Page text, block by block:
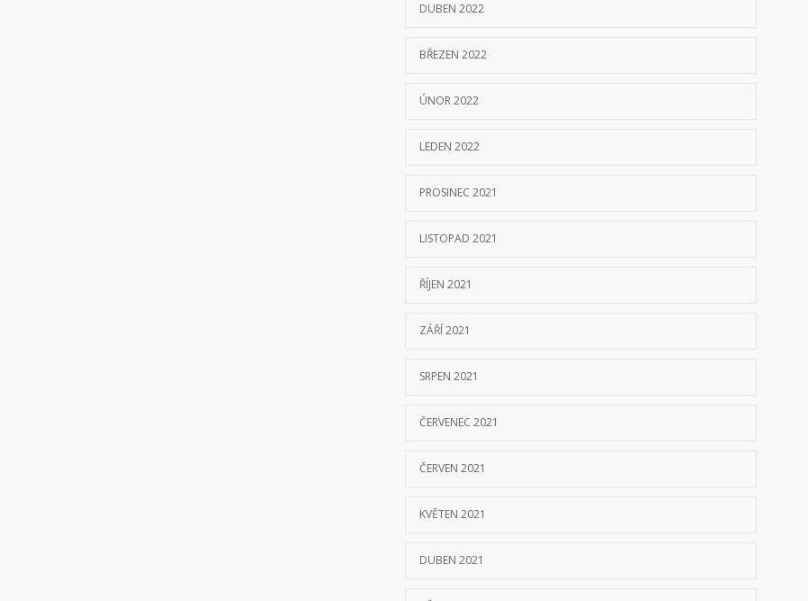
DUBEN 2022
BŘEZEN 2022
ÚNOR 2022
LEDEN 2022
PROSINEC 2021
LISTOPAD 2021
ŘÍJEN 2021
ZÁŘÍ 2021
SRPEN 2021
ČERVENEC 2021
ČERVEN 2021
KVĚTEN 2021
DUBEN 2021